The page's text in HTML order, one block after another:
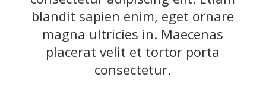
blandit sapien enim, eget ornare
magna ultricies in. Maecenas
placerat velit et tortor porta
consectetur.